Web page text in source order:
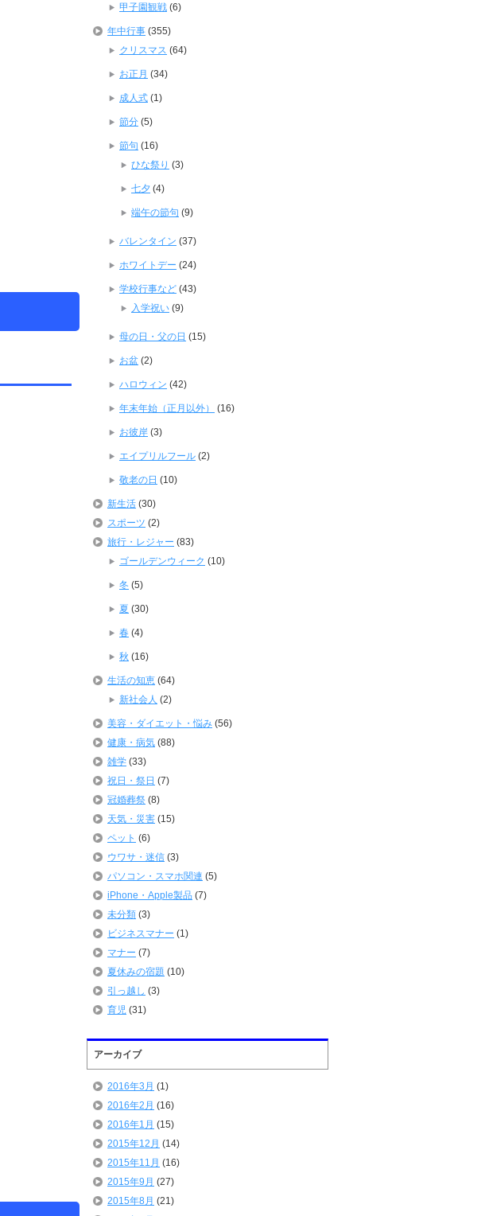
甲子園観戦 (6)
年中行事 (355)
クリスマス (64)
お正月 (34)
成人式 (1)
節分 (5)
節句 (16)
ひな祭り (3)
七夕 (4)
端午の節句 (9)
バレンタイン (37)
ホワイトデー (24)
学校行事など (43)
入学祝い (9)
母の日・父の日 (15)
お盆 (2)
ハロウィン (42)
年末年始（正月以外） (16)
お彼岸 (3)
エイプリルフール (2)
敬老の日 (10)
新生活 (30)
スポーツ (2)
旅行・レジャー (83)
ゴールデンウィーク (10)
冬 (5)
夏 (30)
春 (4)
秋 (16)
生活の知恵 (64)
新社会人 (2)
美容・ダイエット・悩み (56)
健康・病気 (88)
雑学 (33)
祝日・祭日 (7)
冠婚葬祭 (8)
天気・災害 (15)
ペット (6)
ウワサ・迷信 (3)
パソコン・スマホ関連 (5)
iPhone・Apple製品 (7)
未分類 (3)
ビジネスマナー (1)
マナー (7)
夏休みの宿題 (10)
引っ越し (3)
育児 (31)
アーカイブ
2016年3月 (1)
2016年2月 (16)
2016年1月 (15)
2015年12月 (14)
2015年11月 (16)
2015年9月 (27)
2015年8月 (21)